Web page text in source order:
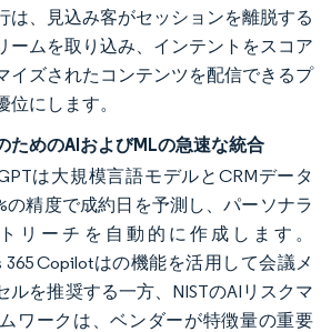
は、見込み客がセッションを離脱する
ームを取り込み、インテントをスコア
イズされたコンテンツを配信できるプ
にします。
ためのAIおよびMLの急速な統合
は大規模言語モデルとCRMデータ
の精度で成約日を予測し、パーソナラ
リーチを自動的に作成します。
365 Copilotはの機能を活用して会議メ
ルを推奨する一方、NISTのAIリスクマ
ワークは、ベンダーが特徴量の重要